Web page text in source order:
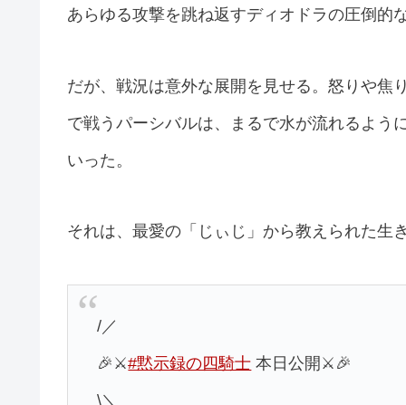
あらゆる攻撃を跳ね返すディオドラの圧倒的
だが、戦況は意外な展開を見せる。怒りや焦
で戦うパーシバルは、まるで水が流れるよう
いった。
それは、最愛の「じぃじ」から教えられた生
/／
🎉⚔#黙示録の四騎士 本日公開⚔🎉
\＼